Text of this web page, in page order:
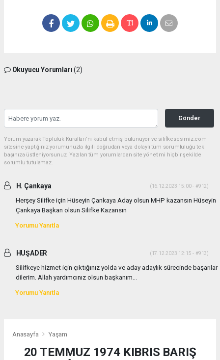
Okuyucu Yorumları(2)
Gönder
Yorum yazarak Topluluk Kuralları’nı kabul etmiş bulunuyor ve silifkesesimiz.com
sitesine yaptığınız yorumunuzla ilgili doğrudan veya dolaylı tüm sorumluluğu tek
başınıza üstleniyorsunuz. Yazılan tüm yorumlardan site yönetimi hiçbir şekilde
sorumlu tutulamaz.
H. Çankaya (16.12.2023 15:00 - #912)
Herşey Silifke için Hüseyin Çankaya Aday olsun MHP kazansın Hüseyin
Çankaya Başkan olsun Silifke Kazansın
Yorumu Yanıtla
HUŞADER (17.12.2023 12:15 - #913)
Silifkeye hizmet için çıktığınız yolda ve aday adaylık sürecinde başarılar
dilerim. Allah yardımcınız olsun başkanım...
Yorumu Yanıtla
Anasayfa Yaşam
20 TEMMUZ 1974 KIBRIS BARIŞ